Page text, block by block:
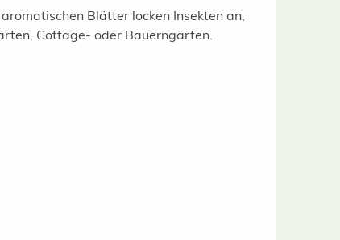
Blätter locken Insekten an,
Cottage- oder Bauerngärten.